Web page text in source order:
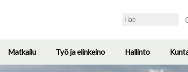
Search
Matkailu
submenu
Työ ja elinkeino
Toggle
submenu
Hallinto
Toggle
submenu